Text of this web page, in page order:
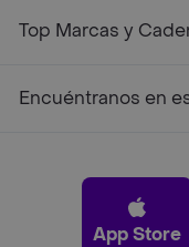
Top Marcas y
Encuéntranos en
App Store